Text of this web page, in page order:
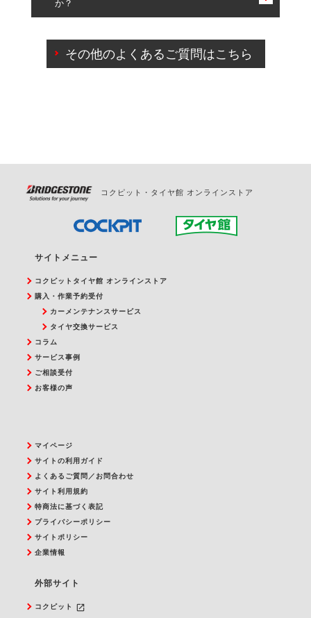
一部の商品・サービスの組み合わせに限り、同時にご予約が
出来ないものもございます。
か？
ご来店予約日の3営業日前を過ぎている場合のご予約
の日時変更につきましては、直接ご予約の店舗まで
その他のよくあるご質問はこちら
コクピット・タイヤ館 オンラインストア
サイトメニュー
コクピットタイヤ館 オンラインストア
購入・作業予約受付
カーメンテナンスサービス
タイヤ交換サービス
コラム
サービス事例
ご相談受付
お客様の声
マイページ
サイトの利用ガイド
よくあるご質問／お問合わせ
サイト利用規約
特商法に基づく表記
プライバシーポリシー
サイトポリシー
企業情報
外部サイト
コクピット
launch